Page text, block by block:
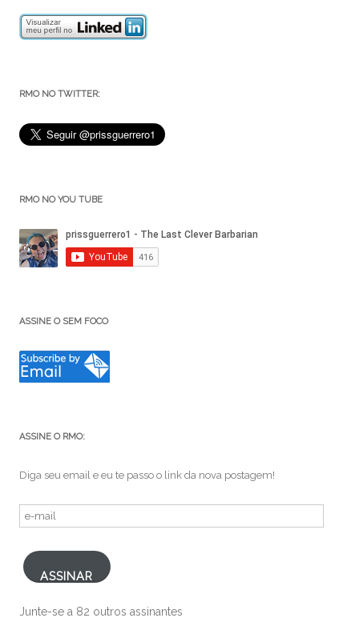
RMO NO TWITTER:
RMO NO YOU TUBE
ASSINE O SEM FOCO
ASSINE O RMO:
Diga seu email e eu te passo o link da nova postagem!
e-
ASSINAR
Junte-se a 82 outros assinantes